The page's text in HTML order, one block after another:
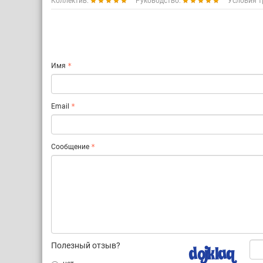
Имя
Email
Сообщение
Полезный отзыв?